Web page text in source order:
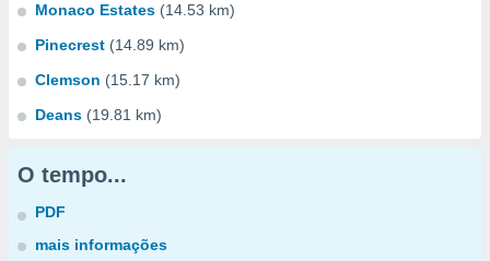
Monaco Estates (14.53 km)
Pinecrest (14.89 km)
Clemson (15.17 km)
Deans (19.81 km)
O tempo...
PDF
mais informações